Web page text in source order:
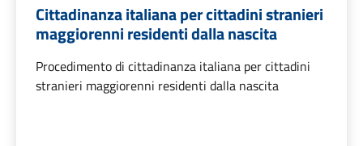
Cittadinanza italiana per cittadini stranieri
maggiorenni residenti dalla nascita
Procedimento di cittadinanza italiana per cittadini
stranieri maggiorenni residenti dalla nascita